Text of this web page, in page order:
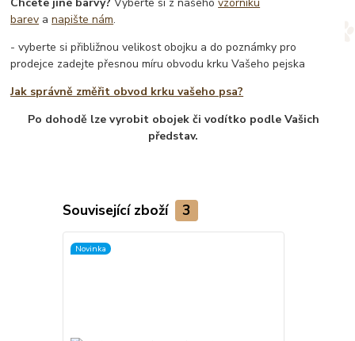
Chcete jiné barvy? Vyberte si z našehovzorníku
barev anapište nám.
- vyberte si přibližnou velikost obojku a do poznámky pro
prodejce zadejte přesnou míru obvodu krku Vašeho pejska
Jak správně změřit obvod krku vašeho psa?
Po dohodě lze vyrobit obojek či vodítko podle Vašich
představ.
Související zboží 3
Novinka